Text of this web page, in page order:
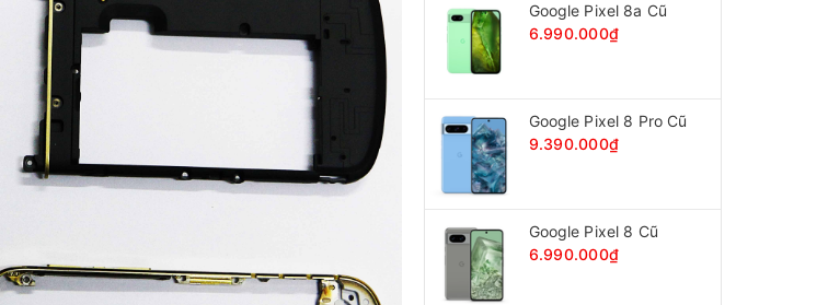
Google Pixel 8a Cũ
6.990.000₫
Google Pixel 8 Pro Cũ
9.390.000₫
Google Pixel 8 Cũ
6.990.000₫